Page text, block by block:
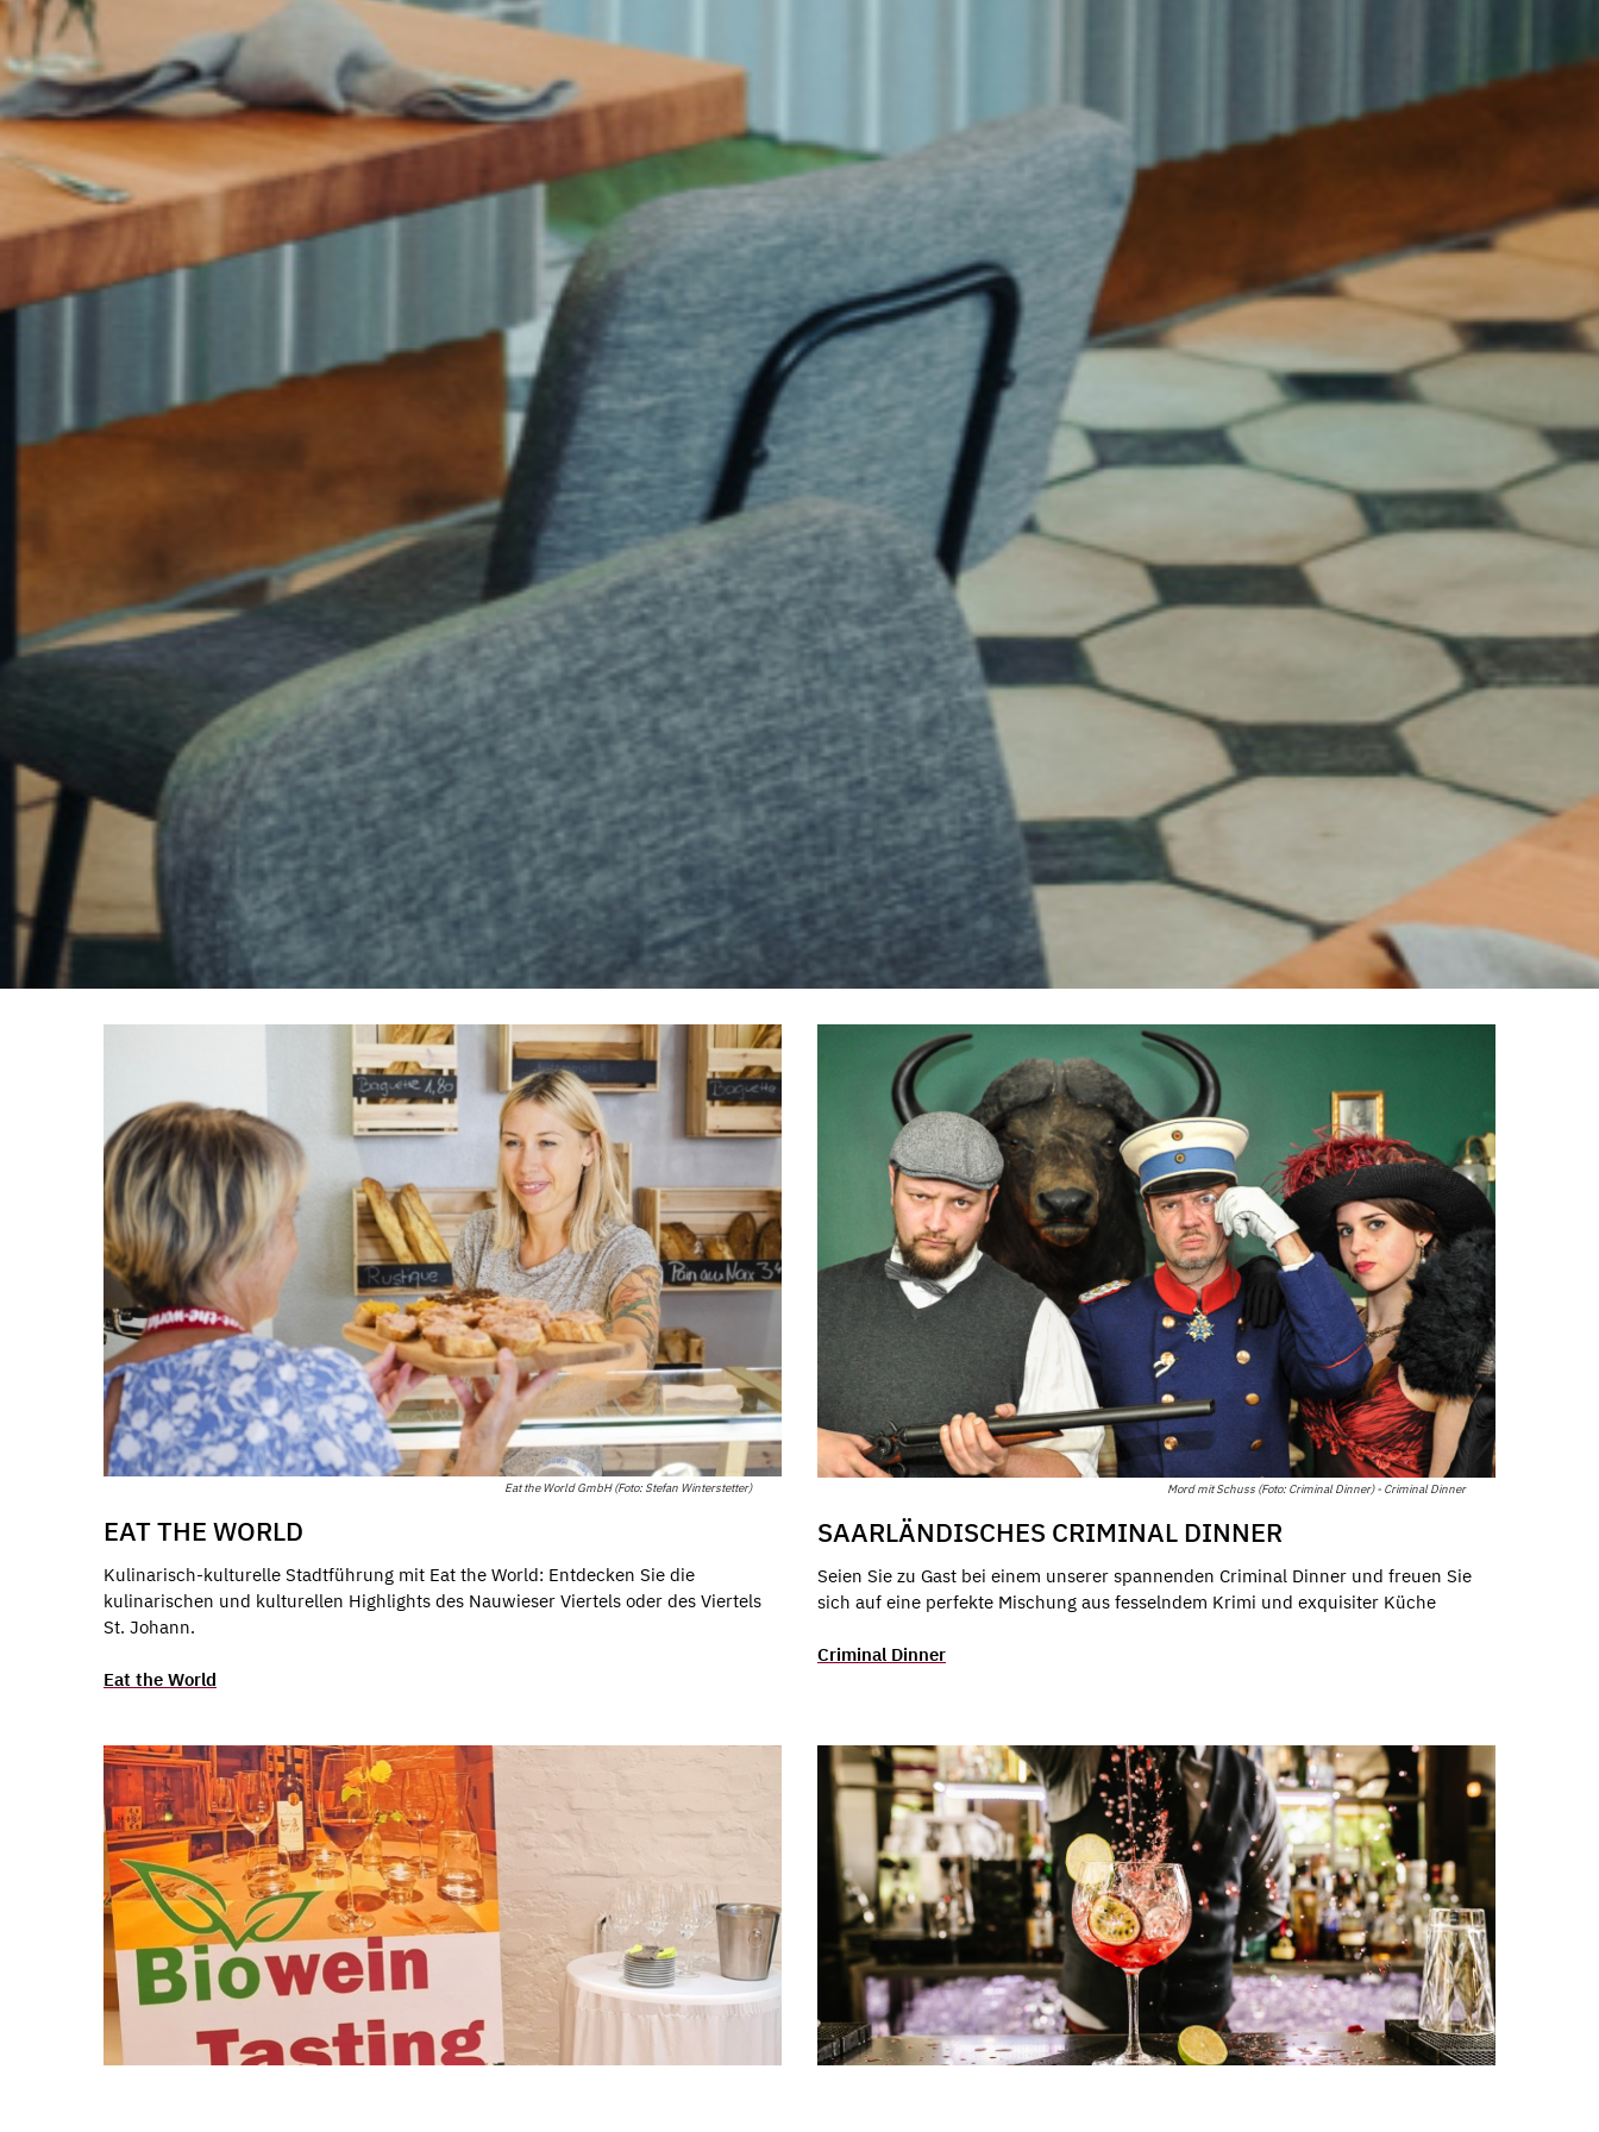
Eat the World GmbH (Foto: Stefan Winterstetter)
EAT THE WORLD
Kulinarisch-kulturelle Stadtführung mit Eat the World: Entdecken Sie die
kulinarischen und kulturellen Highlights des Nauwieser Viertels oder des Viertels
St. Johann.
Eat the World
Mord mit Schuss (Foto: Criminal Dinner) - Criminal Dinner
SAARLÄNDISCHES CRIMINAL DINNER
Seien Sie zu Gast bei einem unserer spannenden Criminal Dinner und freuen Sie
sich auf eine perfekte Mischung aus fesselndem Krimi und exquisiter Küche
Criminal Dinner